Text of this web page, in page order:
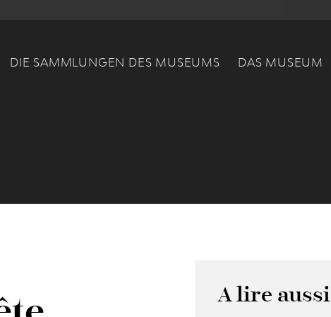
DIE SAMMLUNGEN DES MUSEUMS DAS MUSEUM
A lire aussi